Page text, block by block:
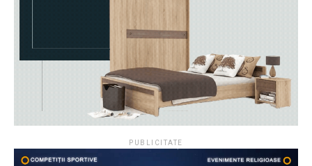
PUBLICITATE